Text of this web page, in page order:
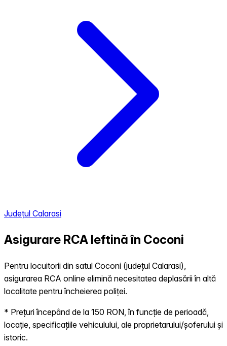
Județul Calarasi
Asigurare RCA Ieftină în Coconi
Pentru locuitorii din satul Coconi (județul Calarasi),
asigurarea RCA online elimină necesitatea deplasării în altă
localitate pentru încheierea poliței.
* Prețuri începând de la 150 RON, în funcție de perioadă,
locație, specificațiile vehiculului, ale proprietarului/șoferului și
istoric.